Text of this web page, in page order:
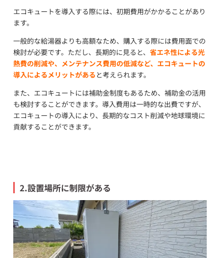
エコキュートを導入する際には、初期費用がかかることがあり
ます。
一般的な給湯器よりも高額なため、購入する際には費用面での
検討が必要です。ただし、長期的に見ると、 省エネ性による光
熱費の削減や、メンテナンス費用の低減など、エコキュートの
導入によるメリットがあると考えられます。
また、エコキュートには補助金制度もあるため、補助金の活用
も検討することができます。導入費用は一時的な出費ですが、
エコキュートの導入により、長期的なコスト削減や地球環境に
貢献することができます。
2.設置場所に制限がある